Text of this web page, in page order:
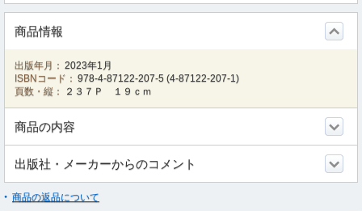
商品情報
出版年月： 2023年1月
ISBNコード： 978-4-87122-207-5 (4-87122-207-1)
頁数・縦：
２３７Ｐ １９ｃｍ
商品の内容
出版社・メーカーからのコメント
商品の返品について